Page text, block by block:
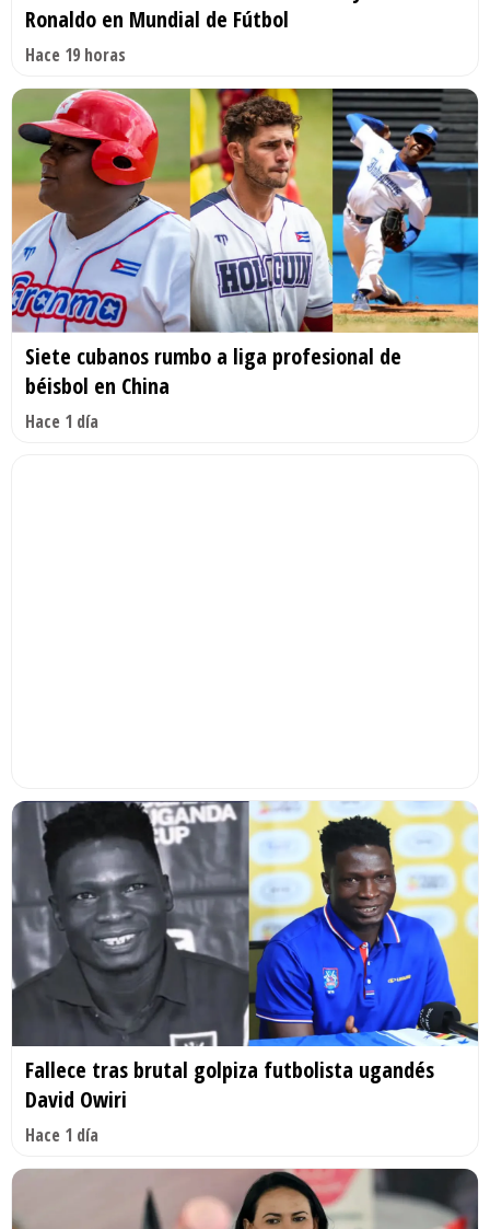
Ronaldo en Mundial de Fútbol
Hace 19 horas
Siete cubanos rumbo a liga profesional de
béisbol en China
Hace 1 día
Fallece tras brutal golpiza futbolista ugandés
David Owiri
Hace 1 día